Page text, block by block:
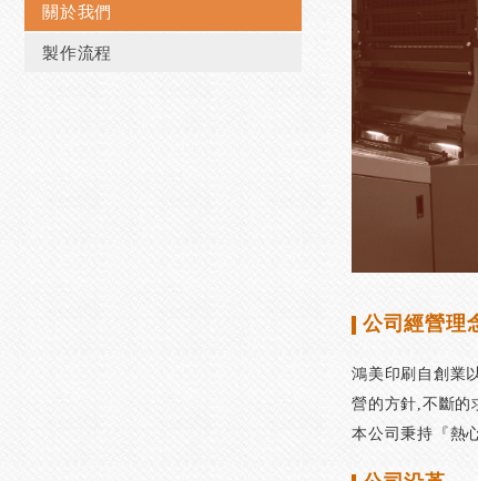
關於我們
製作流程
公司經營理
鴻美印刷自創業
營的方針,不斷的
本公司秉持『熱